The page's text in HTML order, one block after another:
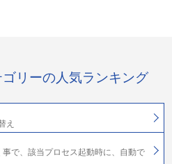
ゴリーの人気ランキング
え
で、該当プロセス起動時に、自動で